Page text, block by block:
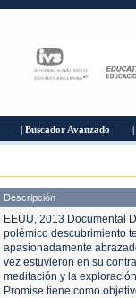
| Buscador Avanzado
Descripción
EEUU, 2013 Documental
polémico descubrimiento
apasionadamente
vez estuvieron en su
meditación y la
Promise tiene como